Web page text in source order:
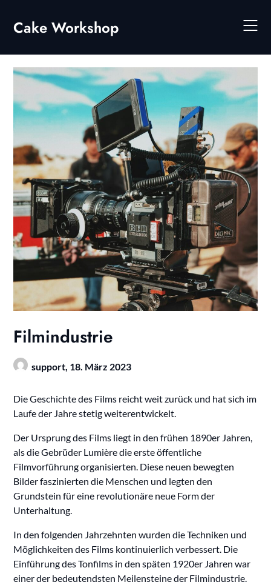
content
Cake Workshop
Filmindustrie
support, 18. März 2023
Die Geschichte des Films reicht weit zurück und hat sich im
Laufe der Jahre stetig weiterentwickelt.
Der Ursprung des Films liegt in den frühen 1890er Jahren,
als die Gebrüder Lumière die erste öffentliche
Filmvorführung organisierten. Diese neuen bewegten
Bilder faszinierten die Menschen und legten den
Grundstein für eine revolutionäre neue Form der
Unterhaltung.
In den folgenden Jahrzehnten wurden die Techniken und
Möglichkeiten des Films kontinuierlich verbessert. Die
Einführung des Tonfilms in den späten 1920er Jahren war
einer der bedeutendsten Meilensteine der Filmindustrie.